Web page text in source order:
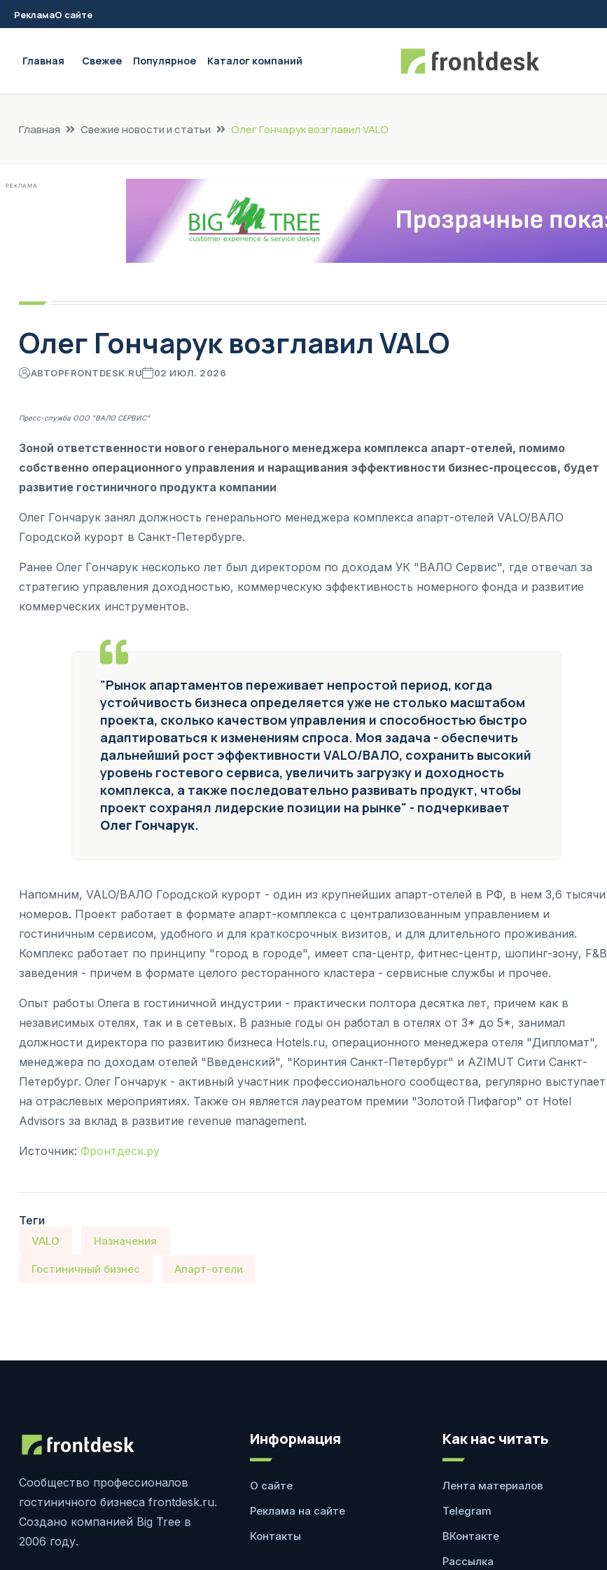
РекламаО сайте
Главная Свежее Популярное Каталог компаний
Главная Свежие новости и статьи Олег Гончарук возглавил VALO
РЕКЛАМА
Олег Гончарук возглавил VALO
АВТОРFRONTDESK.RU 02 ИЮЛ. 2026
Пресс-служба ООО "ВАЛО СЕРВИС"
Зоной ответственности нового генерального менеджера комплекса апарт-отелей, помимо
собственно операционного управления и наращивания эффективности бизнес-процессов, будет
развитие гостиничного продукта компании
Олег Гончарук занял должность генерального менеджера комплекса апарт-отелей VALO/ВАЛО
Городской курорт в Санкт-Петербурге.
Ранее Олег Гончарук несколько лет был директором по доходам УК "ВАЛО Сервис", где отвечал за
стратегию управления доходностью, коммерческую эффективность номерного фонда и развитие
коммерческих инструментов.
"Рынок апартаментов переживает непростой период, когда
устойчивость бизнеса определяется уже не столько масштабом
проекта, сколько качеством управления и способностью быстро
адаптироваться к изменениям спроса. Моя задача - обеспечить
дальнейший рост эффективности VALO/ВАЛО, сохранить высокий
уровень гостевого сервиса, увеличить загрузку и доходность
комплекса, а также последовательно развивать продукт, чтобы
проект сохранял лидерские позиции на рынке" - подчеркивает
Олег Гончарук.
Напомним, VALO/ВАЛО Городской курорт - один из крупнейших апарт-отелей в РФ, в нем 3,6 тысячи
номеров. Проект работает в формате апарт-комплекса с централизованным управлением и
гостиничным сервисом, удобного и для краткосрочных визитов, и для длительного проживания.
Комплекс работает по принципу "город в городе", имеет спа-центр, фитнес-центр, шопинг-зону, F&B
заведения - причем в формате целого ресторанного кластера - сервисные службы и прочее.
Опыт работы Олега в гостиничной индустрии - практически полтора десятка лет, причем как в
независимых отелях, так и в сетевых. В разные годы он работал в отелях от 3* до 5*, занимал
должности директора по развитию бизнеса Hotels.ru, операционного менеджера отеля "Дипломат",
менеджера по доходам отелей "Введенский", "Коринтия Санкт-Петербург" и AZIMUT Сити Санкт-
Петербург. Олег Гончарук - активный участник профессионального сообщества, регулярно выступает
на отраслевых мероприятиях. Также он является лауреатом премии "Золотой Пифагор" от Hotel
Advisors за вклад в развитие revenue management.
Источник: Фронтдеск.ру
Теги
VALO Назначения
Гостиничный бизнес Апарт-отели
Сообщество профессионалов
гостиничного бизнеса frontdesk.ru.
Создано компанией Big Tree в
2006 году.
Информация
О сайте
Реклама на сайте
Контакты
Как нас читать
Лента материалов
Telegram
ВКонтакте
Рассылка